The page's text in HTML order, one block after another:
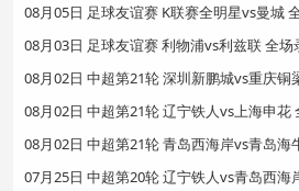
08月05日 足球友谊赛 K联赛全明星vs曼城
08月03日 足球友谊赛 利物浦vs利兹联 全场
08月02日 中超第21轮 深圳新鹏城vs重庆铜
08月02日 中超第21轮 辽宁铁人vs上海申花
08月02日 中超第21轮 青岛西海岸vs青岛海
07月25日 中超第20轮 辽宁铁人vs青岛西海